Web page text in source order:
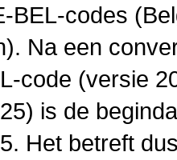
BEL-codes
Na een
code (versie
is de
Het betreft